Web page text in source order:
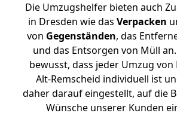
Die Umzugshelfer bieten auch
in Dresden wie das Verpacken
von Gegenständen, das
und das Entsorgen von Müll
bewusst, dass jeder Umzug von
Alt-Remscheid individuell ist
daher darauf eingestellt, auf die
Wünsche unserer Kunden